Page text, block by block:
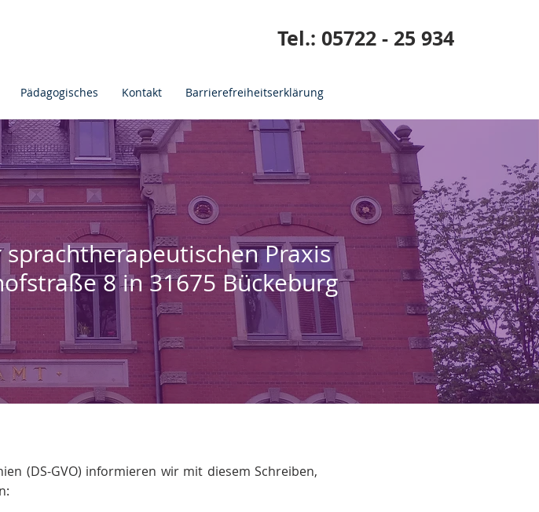
Tel.: 05722 - 25 934
Pädagogisches Kontakt Barrierefreiheitserklärung
Praxis
8 in 31675 Bückeburg
(DS-GVO) informieren wir mit diesem Schreiben,